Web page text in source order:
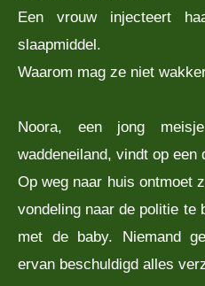
Een vrouw injecteert
slaapmiddel.
Waarom mag ze niet
Noora, een jong
waddeneiland, vindt op een
Op weg naar huis ontmoet
vondeling naar de politie te
met de baby. Niemand
ervan beschuldigd alles